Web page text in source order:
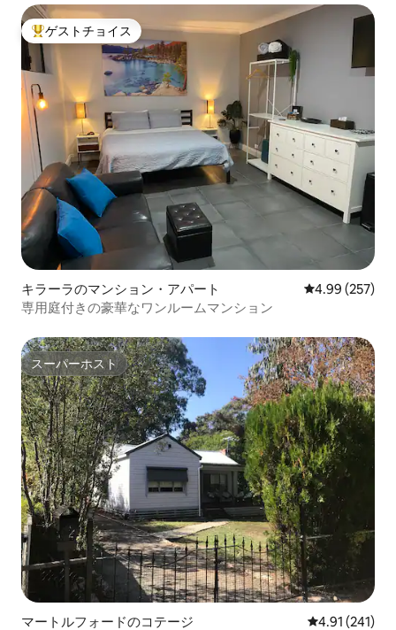
大好評のゲストチョイスです。
ゲストチョイス
キラーラのマンション・アパート レビュー257
4.99 (257)
専用庭付きの豪華なワンルームマンション
スーパーホスト
スーパーホスト
マートルフォードのコテージ レビュー241
4.91 (241)